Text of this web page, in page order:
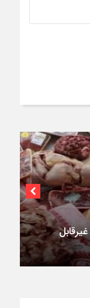
۳فوتی در واژگونی و آتش‌سوزی پژو ۴۰۵ در